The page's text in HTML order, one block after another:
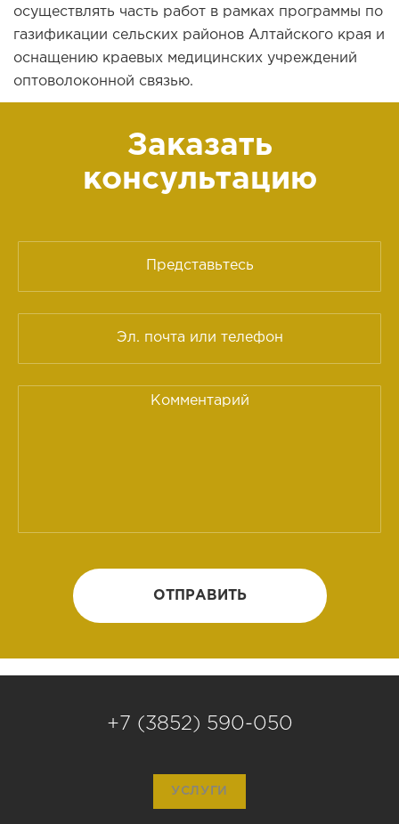
осуществлять часть работ в рамках программы по
газификации сельских районов Алтайского края и
оснащению краевых медицинских учреждений
оптоволоконной связью.
Заказать
консультацию
ОТПРАВИТЬ
+7 (3852) 590-050
УСЛУГИ